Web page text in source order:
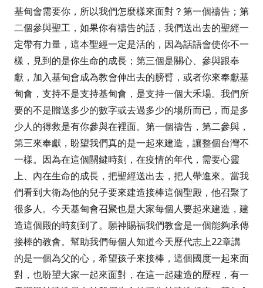
基甸會需要你，所以我們怎麼樣來面對？第一個禱告；第
二個參與聖工，如果你有禱告的話，我們送出去的聖經一
定帶有力量，這本聖經一定是活的，因為話語會使你不一
樣，見到的是你生命的成長；第三個是關心、參與跟奉
獻，加入基甸會成為教會伸出去的膀臂，或者你來奉獻基
甸會，支持不是支持基甸會，是支持一個大禾場。我們所
要的不是贈送多少的數字或去過多少的場所而已，而是多
少人的得救是有你參與在裡面。第一個禱告，第二參與，
第三來奉獻，盼望我們真的是一起來建造，讓整個台灣不
一樣。因為在這個關鍵時刻，在疫情的年代，需要心靈
上、內在生命的成長，把聖經送出去，把人帶進來。當我
們看到大衛為他的兒子要來建造接棒這個聖殿，他召聚了
很多人。今天基甸會召聚也是大家每個人要起來建造，建
造這個殿的時刻到了。願神賜福我們教會是一個能夠承傳
接棒的教會。幫助我們每個人知道今天歷代志上22章講
的是一個為父的心，希望孩子來接棒，這個國度一起來面
對，也盼望大家一起來面對，在這一起建造的歷程，有一